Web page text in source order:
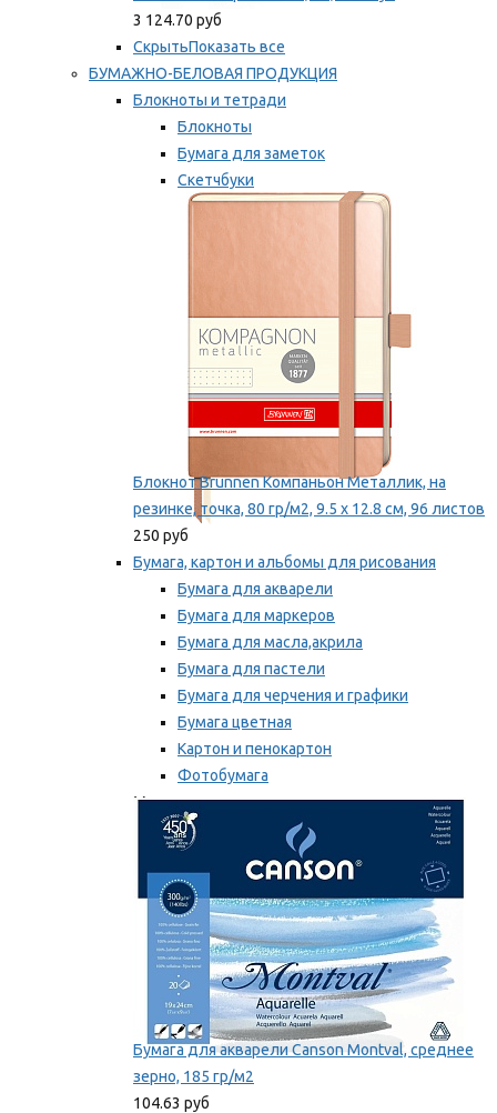
3 124.70 руб
СкрытьПоказать все
БУМАЖНО-БЕЛОВАЯ ПРОДУКЦИЯ
Блокноты и тетради
Блокноты
Бумага для заметок
Скетчбуки
Тетради
Блокнот Brunnen Компаньон Металлик, на
резинке, точка, 80 гр/м2, 9.5 х 12.8 см, 96 листов
250 руб
Бумага, картон и альбомы для рисования
Бумага для акварели
Бумага для маркеров
Бумага для масла,акрила
Бумага для пастели
Бумага для черчения и графики
Бумага цветная
Картон и пенокартон
Фотобумага
Мы рекомендуем
Бумага для акварели Canson Montval, среднее
зерно, 185 гр/м2
104.63 руб